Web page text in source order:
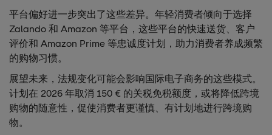
平台偏好进一步突出了这些差异。年轻消费者倾向于选择
Zalando 和 Amazon 等平台，这些平台的快速送货、客户
评价和 Amazon Prime 等忠诚度计划，助力消费者养成频繁
的购物习惯。
展望未来，法规变化可能会影响国际电子商务的这些模式。
计划在 2026 年取消 150 € 的关税免税额度，或将降低跨境
购物的随意性，促使消费者更谨慎、有计划地进行跨境购
物。